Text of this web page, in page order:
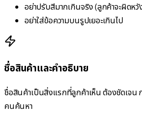
อย่าปรับสีมากเกินจริง (ลูกค้าจะผิดหวั
อย่าใส่ข้อความบนรูปเยอะเกินไป
ชื่อสินค้าและคำอธิบาย
ชื่อสินค้าเป็นสิ่งแรกที่ลูกค้าเห็น ต้องชัดเจน
คนค้นหา